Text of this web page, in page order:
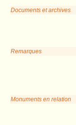
Documents et archives
Remarques
Monuments en relation